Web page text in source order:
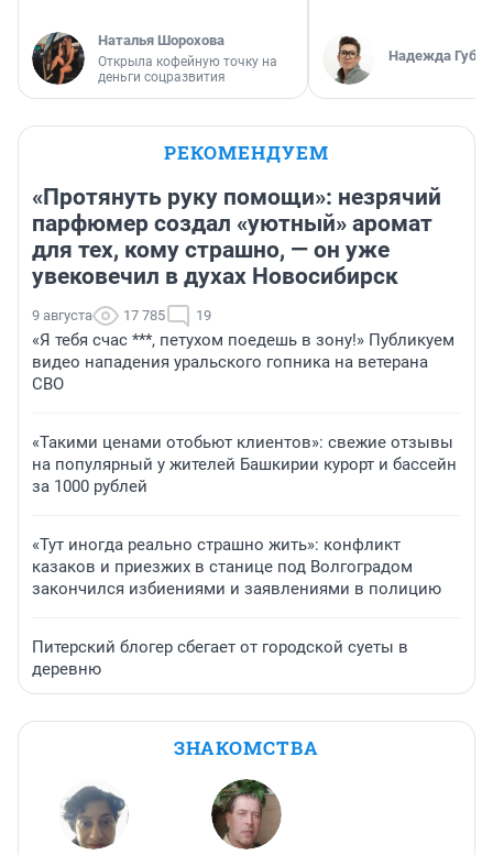
Наталья Шорохова
Открыла кофейную точку на
деньги соцразвития
Надежда
РЕКОМЕНДУЕМ
«Протянуть руку помощи»: незрячий
парфюмер создал «уютный» аромат
для тех, кому страшно, — он уже
увековечил в духах Новосибирск
9 августа 17 785 19
«Я тебя счас ***, петухом поедешь в зону!» Публикуем
видео нападения уральского гопника на ветерана
СВО
«Такими ценами отобьют клиентов»: свежие отзывы
на популярный у жителей Башкирии курорт и бассейн
за 1000 рублей
«Тут иногда реально страшно жить»: конфликт
казаков и приезжих в станице под Волгоградом
закончился избиениями и заявлениями в полицию
Питерский блогер сбегает от городской суеты в
деревню
ЗНАКОМСТВА